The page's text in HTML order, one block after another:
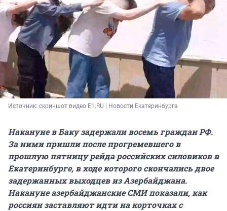
Источник: скриншот видео E1.RU | Новости Екатеринбурга
Накануне в Баку задержали восемь граждан РФ.
За ними пришли после прогремевшего в
прошлую пятницу рейда российских силовиков в
Екатеринбурге, в ходе которого скончались двое
задержанных выходцев из Азербайджана.
Накануне азербайджанские СМИ показали, как
россиян заставляют идти на корточках с